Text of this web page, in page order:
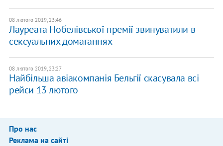
08 лютого 2019, 23:46
Лауреата Нобелівської премії звинуватили в
сексуальних домаганнях
08 лютого 2019, 23:27
Найбільша авіакомпанія Бельгії скасувала всі
рейси 13 лютого
Про нас
Реклама на сайті